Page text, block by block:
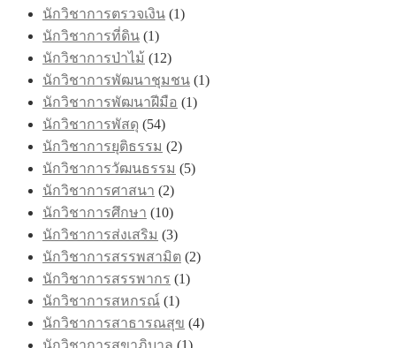
นักวิชาการตรวจเงิน (1)
นักวิชาการที่ดิน (1)
นักวิชาการป่าไม้ (12)
นักวิชาการพัฒนาชุมชน (1)
นักวิชาการพัฒนาฝีมือ (1)
นักวิชาการพัสดุ (54)
นักวิชาการยุติธรรม (2)
นักวิชาการวัฒนธรรม (5)
นักวิชาการศาสนา (2)
นักวิชาการศึกษา (10)
นักวิชาการส่งเสริม (3)
นักวิชาการสรรพสามิต (2)
นักวิชาการสรรพากร (1)
นักวิชาการสหกรณ์ (1)
นักวิชาการสาธารณสุข (4)
นักวิชาการสุขาภิบาล (1)